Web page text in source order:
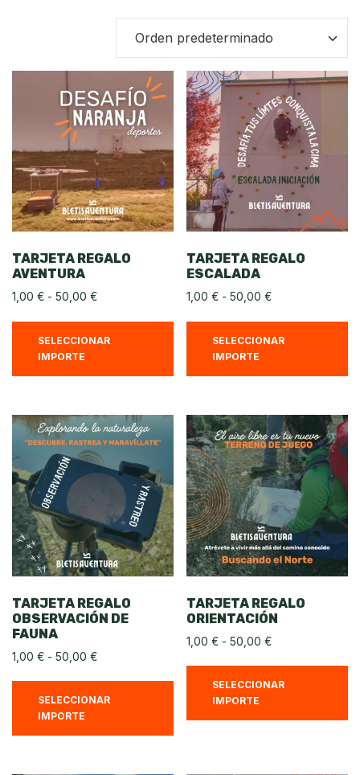
TARJETA REGALO
AVENTURA
1,00 € - 50,00 €
SELECCIONAR
IMPORTE
TARJETA REGALO
ESCALADA
1,00€ - 50,00€
SELECCIONAR
IMPORTE
TARJETA REGALO
OBSERVACIÓN DE
FAUNA
1,00 € - 50,00 €
SELECCIONAR
IMPORTE
TARJETA REGALO
ORIENTACIÓN
1,00€ - 50,00€
SELECCIONAR
IMPORTE